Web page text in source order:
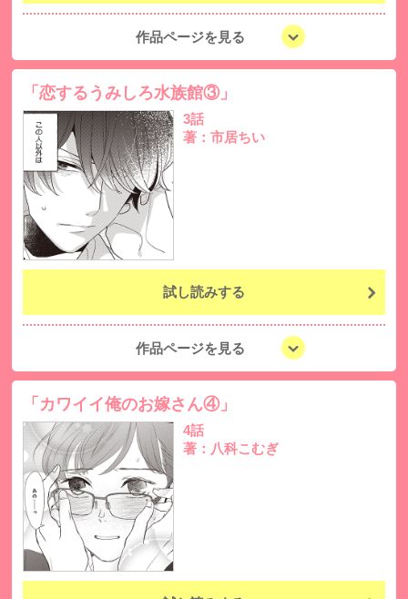
作品ページを見る
「恋するうみしろ水族館③」
3話
著：市居ちい
試し読みする
作品ページを見る
「カワイイ俺のお嫁さん④」
4話
著：八科こむぎ